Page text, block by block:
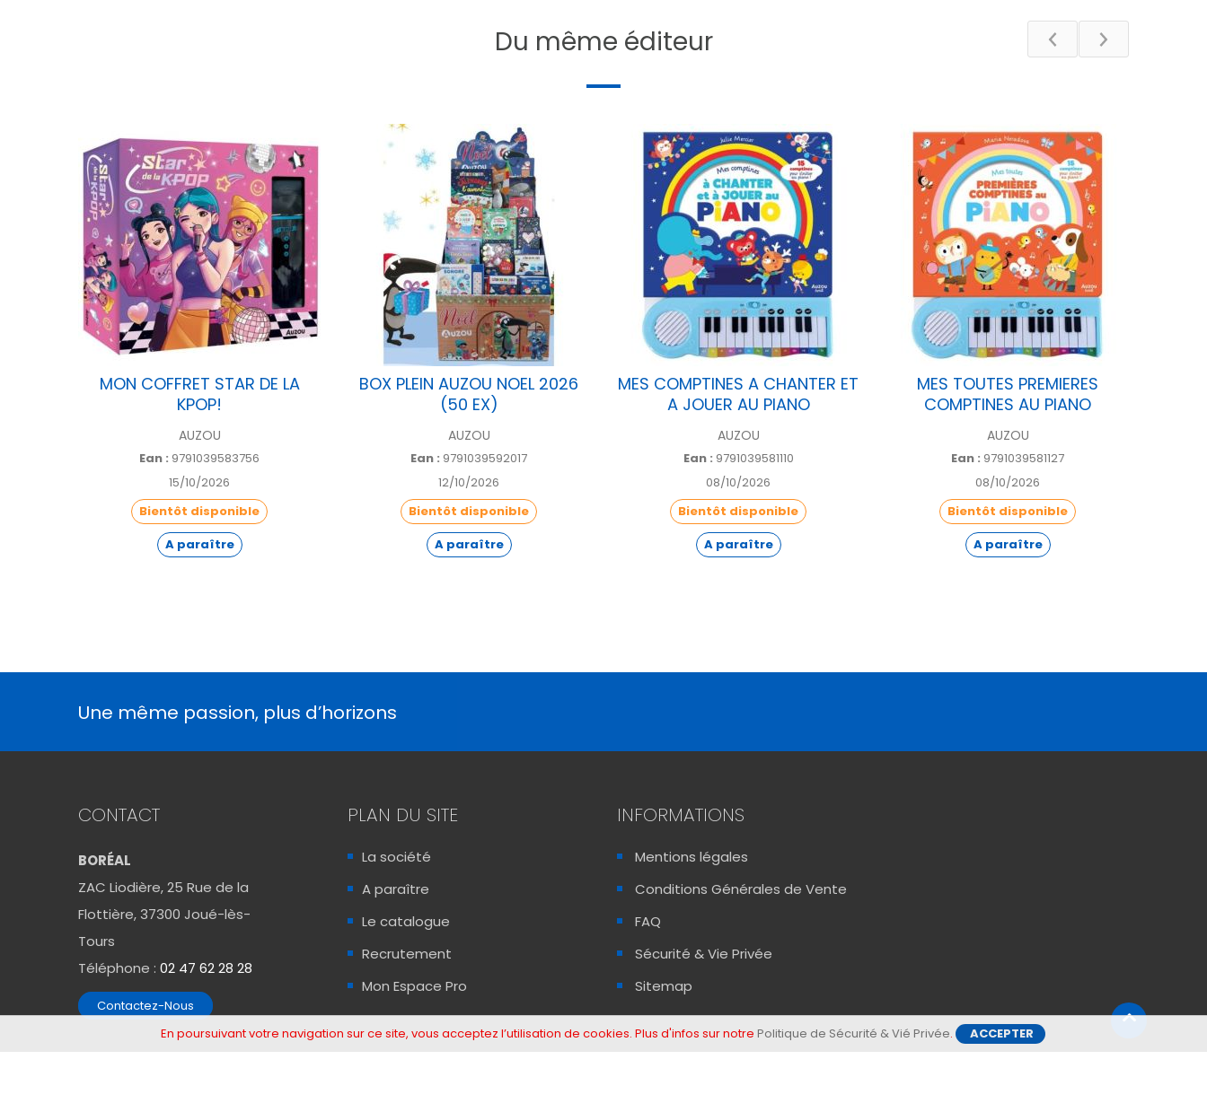
Du même éditeur
MON COFFRET STAR DE LA
KPOP!
AUZOU
Ean : 9791039583756
15/10/2026
Bientôt disponible
A paraître
BOX PLEIN AUZOU NOEL 2026
(50 EX)
AUZOU
Ean : 9791039592017
12/10/2026
Bientôt disponible
A paraître
MES COMPTINES A CHANTER ET
A JOUER AU PIANO
AUZOU
Ean : 9791039581110
08/10/2026
Bientôt disponible
A paraître
MES TOUTES PREMIERES
COMPTINES AU PIANO
AUZOU
Ean : 9791039581127
08/10/2026
Bientôt disponible
A paraître
Une même passion, plus d’horizons
CONTACT
BORÉAL
ZAC Liodière, 25 Rue de la
Flottière, 37300 Joué-lès-
Tours
Téléphone : 02 47 62 28 28
Contactez-Nous
PLAN DU SITE
La société
A paraître
Le catalogue
Recrutement
Mon Espace Pro
INFORMATIONS
Mentions légales
Conditions Générales de Vente
FAQ
Sécurité & Vie Privée
Sitemap
En poursuivant votre navigation sur ce site, vous acceptez l’utilisation de cookies. Plus d'infos sur notrePolitique de Sécurité & Vié Privée. ACCEPTER